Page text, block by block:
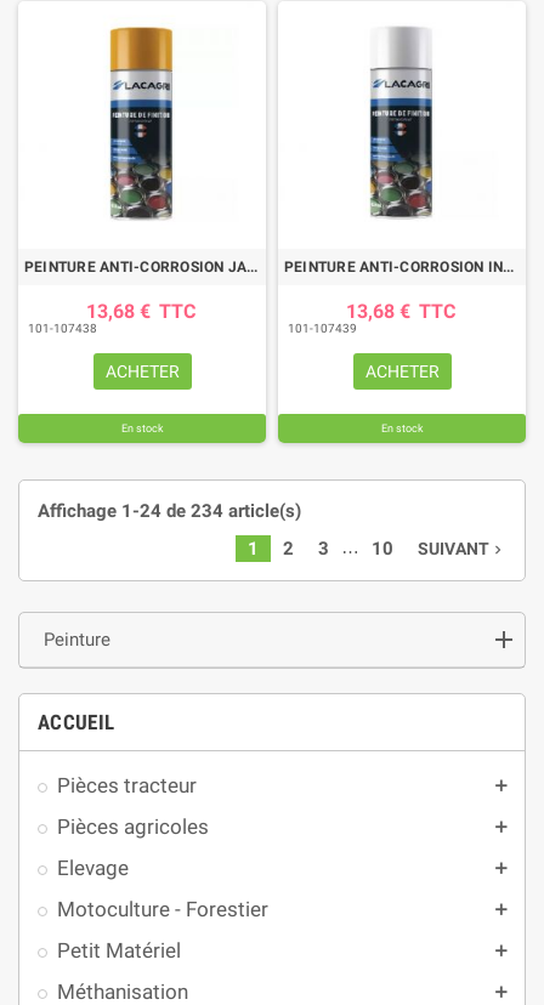
Peinture
ACCUEIL
Pièces tracteur add
Pièces agricoles add
Elevage add
Motoculture - Forestier add
Petit Matériel add
Méthanisation add
PEINTURE ANTI-CORROSION JAUNE POTTINGER AEROSOL 400ML
13,68 € TTC
101-107438
ACHETER
En stock
PEINTURE ANTI-CORROSION INCOLORE VERNIS AEROSOL 400ML
13,68 € TTC
101-107439
ACHETER
En stock
Affichage 1-24 de 234 article(s)
1
2 3 … 10 SUIVANT navigate_next